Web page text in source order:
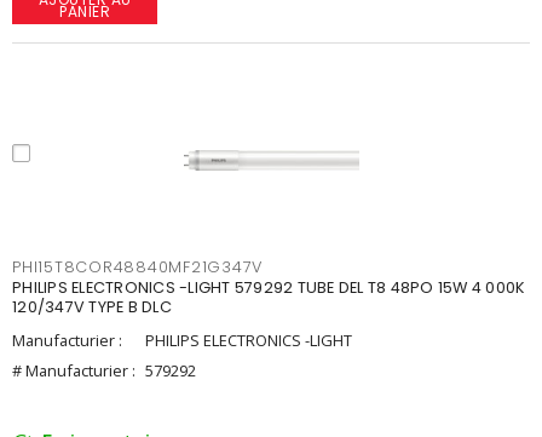
PANIER
PHI15T8COR48840MF21G347V
PHILIPS ELECTRONICS -LIGHT 579292 TUBE DEL T8 48PO 15W 4 000K
120/347V TYPE B DLC
Manufacturier :
PHILIPS ELECTRONICS -LIGHT
# Manufacturier : 579292